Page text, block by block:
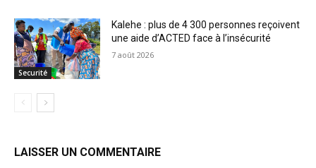
Securité
Kalehe : plus de 4 300 personnes reçoivent
une aide d’ACTED face à l’insécurité
7 août 2026
LAISSER UN COMMENTAIRE